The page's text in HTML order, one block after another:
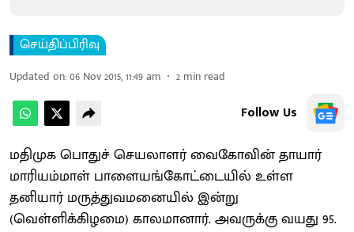
செய்திப்பிரிவு
Updated on:06 Nov 2015, 11:49 am 2 min read
Follow Us
மதிமுக பொதுச் செயலாளர் வைகோவின் தாயார்
மாரியம்மாள் பாளையங்கோட்டையில் உள்ள
தனியார் மருத்துவமனையில் இன்று
(வெள்ளிக்கிழமை) காலமானார். அவருக்கு வயது 95.